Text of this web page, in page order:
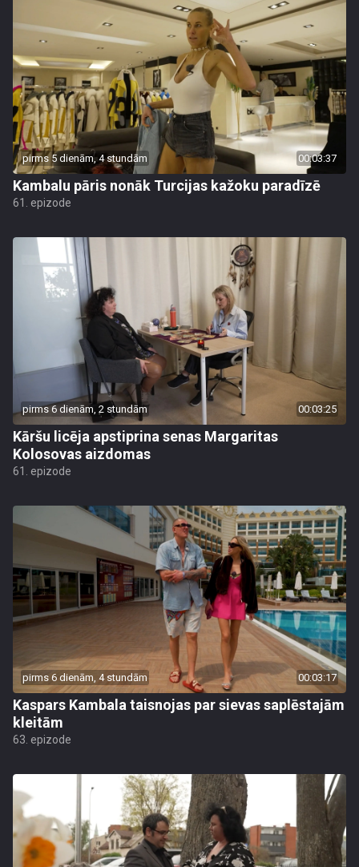
pirms 5 dienām, 4 stundām 00:03:37
Kambalu pāris nonāk Turcijas kažoku paradīzē
61. epizode
pirms 6 dienām, 2 stundām 00:03:25
Kāršu licēja apstiprina senas Margaritas
Kolosovas aizdomas
61. epizode
pirms 6 dienām, 4 stundām 00:03:17
Kaspars Kambala taisnojas par sievas saplēstajām
kleitām
63. epizode